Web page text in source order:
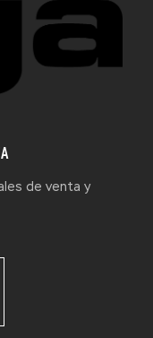
de venta y